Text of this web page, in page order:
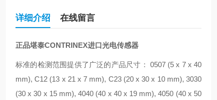
详细介绍 在线留言
正品堪泰CONTRINEX进口光电传感器
标准的检测范围提供了广泛的产品尺寸： 0507 (5 x 7 x 40
mm), C12 (13 x 21 x 7 mm), C23 (20 x 30 x 10 mm), 3030
(30 x 30 x 15 mm), 4040 (40 x 40 x 19 mm), 4050 (40 x 50